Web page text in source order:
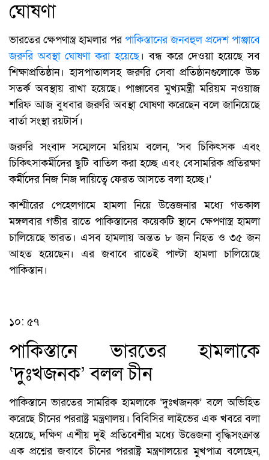
ঘোষণা
ভারতের ক্ষেপণাস্ত্র হামলার পরপাকিস্তানের জনবহুল প্রদেশ পাঞ্জাবে
জরুরি অবস্থা ঘোষণা করা হয়েছে। বন্ধ করে দেওয়া হয়েছে সব
শিক্ষাপ্রতিষ্ঠান। হাসপাতালসহ জরুরি সেবা প্রতিষ্ঠানগুলোকে উচ্চ
সতর্ক অবস্থায় রাখা হয়েছে। পাঞ্জাবের মুখ্যমন্ত্রী মরিয়ম নওয়াজ
শরিফ আজ বুধবার জরুরি অবস্থা ঘোষণা করেছেন বলে জানিয়েছে
বার্তা সংস্থা রয়টার্স।
জরুরি সংবাদ সম্মেলনে মরিয়ম বলেন, ‘সব চিকিৎসক এবং
চিকিৎসাকর্মীদের ছুটি বাতিল করা হচ্ছে এবং বেসামরিক প্রতিরক্ষা
কর্মীদের নিজ নিজ দায়িত্বে ফেরত আসতে বলা হচ্ছে।’
কাশ্মীরের পেহেলগামে হামলা নিয়ে উত্তেজনার মধ্যে গতকাল
মঙ্গলবার গভীর রাতে পাকিস্তানের কয়েকটি স্থানে ক্ষেপণাস্ত্র হামলা
চালিয়েছে ভারত। এসব হামলায় অন্তত ৮ জন নিহত ও ৩৫ জন
আহত হয়েছেন। এর জবাবে রাতেই পাল্টা হামলা চালিয়েছে
পাকিস্তান।
১০: ৫৭
পাকিস্তানে ভারতের হামলাকে
‘দুঃখজনক’ বলল চীন
পাকিস্তানে ভারতের সামরিক হামলাকে ‘দুঃখজনক’ বলে অভিহিত
করেছে চীনের পররাষ্ট্র মন্ত্রণালয়। বিবিসির লাইভের এক খবরে বলা
হয়েছে, দক্ষিণ এশীয় দুই প্রতিবেশীর মধ্যে উত্তেজনা বৃদ্ধিসংক্রান্ত
এক প্রশ্নের জবাবে চীনের পররাষ্ট্র মন্ত্রণালয়ের মুখপাত্র বলেছেন,